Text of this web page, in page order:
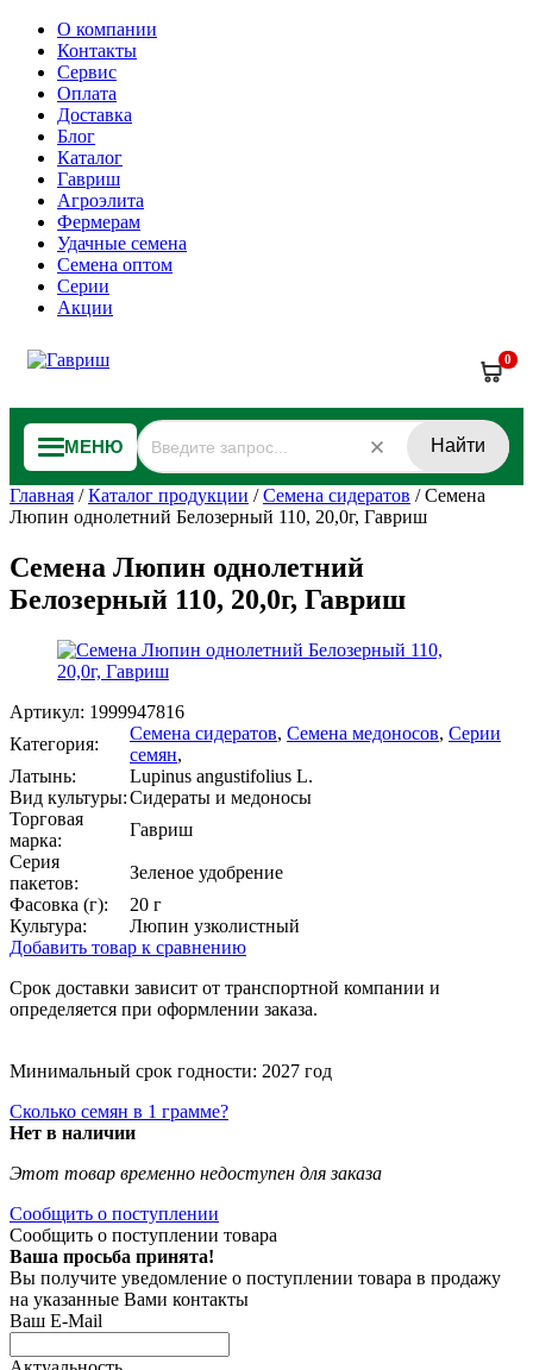
О компании
Контакты
Сервис
Оплата
Доставка
Блог
Каталог
Гавриш
Агроэлита
Фермерам
Удачные семена
Семена оптом
Серии
Акции
0
МЕНЮ Найти
Главная /Каталог продукции /Семена сидератов /Семена
Люпин однолетний Белозерный 110, 20,0г, Гавриш
Семена Люпин однолетний
Белозерный 110, 20,0г, Гавриш
Артикул: 1999947816
Категория:
Семена сидератов, Семена медоносов, Серии
семян,
Латынь:
Lupinus angustifolius L.
Вид культуры:Сидераты и медоносы
Торговая
марка:
Гавриш
Серия
пакетов:
Зеленое удобрение
Фасовка (г):
20 г
Культура:
Люпин узколистный
Добавить товар к сравнению
Срок доставки зависит от транспортной компании и
определяется при оформлении заказа.
Минимальный срок годности: 2027 год
Сколько семян в 1 грамме?
Нет в наличии
Этот товар временно недоступен для заказа
Сообщить о поступлении
Сообщить о поступлении товара
Ваша просьба принята!
Вы получите уведомление о поступлении товара в продажу
на указанные Вами контакты
Ваш E-Mail